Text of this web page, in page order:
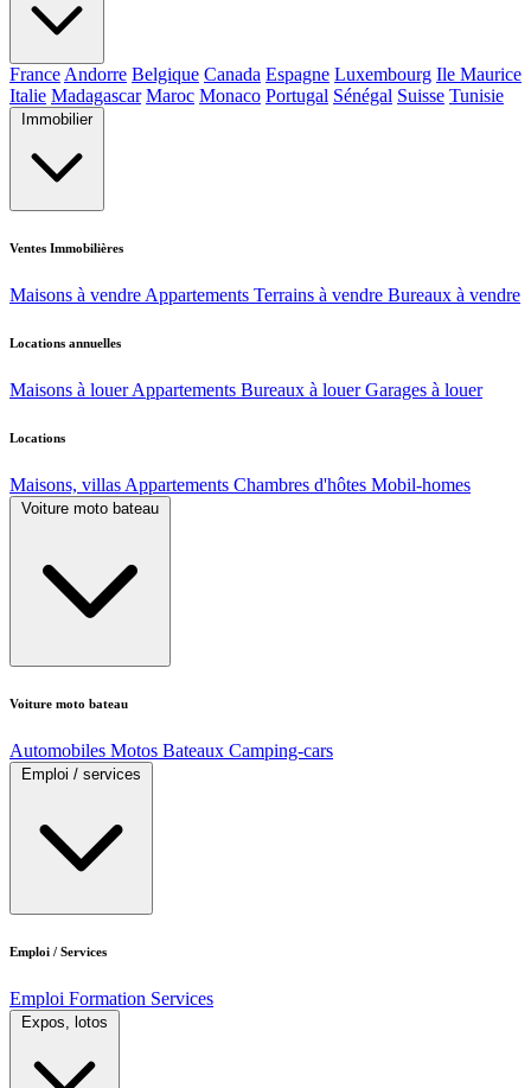
France Andorre Belgique Canada Espagne Luxembourg Ile Maurice
Italie Madagascar Maroc Monaco Portugal Sénégal Suisse Tunisie
Immobilier
Ventes Immobilières
Maisons à vendre Appartements Terrains à vendre Bureaux à vendre
Locations annuelles
Maisons à louer Appartements Bureaux à louer Garages à louer
Locations
Maisons, villas Appartements Chambres d'hôtes Mobil-homes
Voiture moto bateau
Voiture moto bateau
Automobiles Motos Bateaux Camping-cars
Emploi / services
Emploi / Services
Emploi Formation Services
Expos, lotos